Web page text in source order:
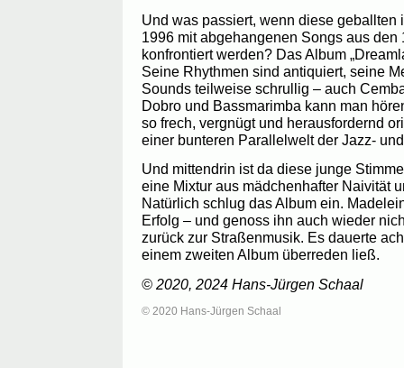
Und was passiert, wenn diese geballten
1996 mit abgehangenen Songs aus
konfrontiert werden? Das Album
Seine Rhythmen sind antiquiert, seine
Sounds teilweise schrullig – auch
Dobro und Bassmarimba kann man
so frech, vergnügt und herausfordernd
einer bunteren Parallelwelt der Jazz-
Und mittendrin ist da diese junge
eine Mixtur aus mädchenhafter Naivität
Natürlich schlug das Album ein.
Erfolg – und genoss ihn auch wieder
zurück zur Straßenmusik. Es dauerte
einem zweiten Album überreden ließ.
© 2020, 2024 Hans-Jürgen Schaal
© 2020 Hans-Jürgen Schaal